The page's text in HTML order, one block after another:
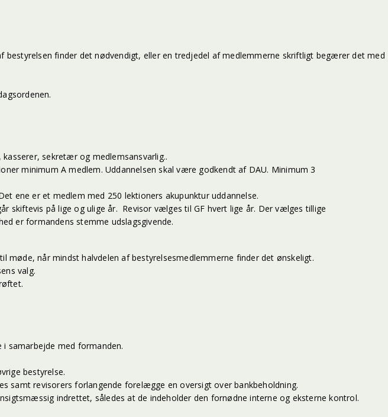
finder det nødvendigt, eller en tredjedel af medlemmerne skriftligt begærer det med
sekretær og medlemsansvarlig..
minimum A medlem. Uddannelsen skal være godkendt af DAU. Minimum 3
ene er et medlem med 250 lektioners akupunktur uddannelse.
skiftevis på lige og ulige år. Revisor vælges til GF hvert lige år. Der vælges tillige
er formandens stemme udslagsgivende.
møde, når mindst halvdelen af bestyrelsesmedlemmerne finder det ønskeligt.
valg.
samarbejde med formanden.
bestyrelse.
samt revisorers forlangende forelægge en oversigt over bankbeholdning.
indrettet, således at de indeholder den fornødne interne og eksterne kontrol.